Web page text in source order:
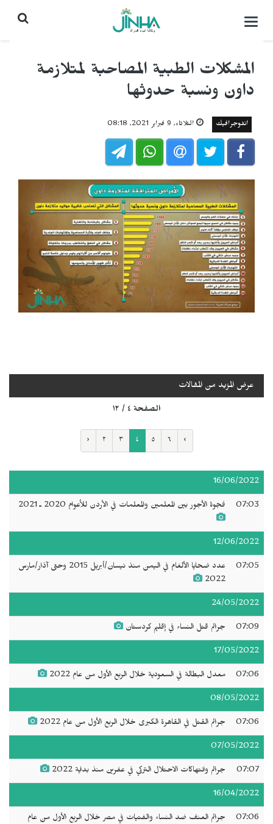
التحكم
المشكلات الطبية المصاحبة لمتلازمة
داون ونسبة حدوثها
انفوجرافيك الثلاثاء, 9 فبراير 2021, 08:18
عرض المزيد من المقالات
الصفحة ٤ / ١٢
‹ ٢ ٣ ٤ ٥ ٦ ›
16/06/2022
07:03 فجوة الأجور بين المعلمين والمعلمات في الأردن للأعوام 2020 ـ 2021
12/06/2022
07:05
عدد ضحايا الألغام في اليمن منذ نيسان/أبريل 2015 وحتى آذار/مارس
2022
24/05/2022
07:09 جرائم قتل النساء في إقليم كردستان
17/05/2022
07:06 معدل البطالة في السعودية خلال الربع الأول من عام 2022
08/05/2022
07:06 جرائم القتل في القاهرة الكبرى خلال الربع الأول من عام 2022
07/05/2022
07:07 جرائم وانتهاكات الاحتلال التركي في عفرين منذ بداية 2022
16/04/2022
07:06
جرائم العنف ضد النساء والفتيات في مصر خلال الربع الأول من عام